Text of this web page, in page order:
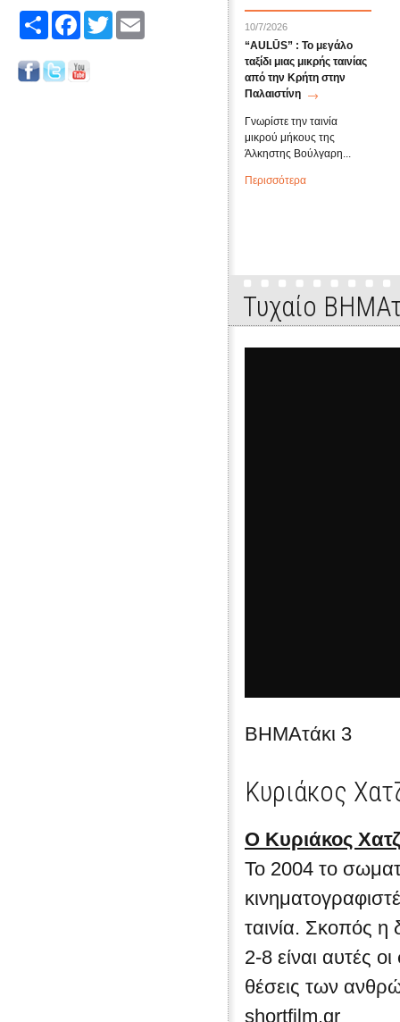
Share FacebookTwitter
10/7/2026
“AULŪS” : Το μεγάλο
ταξίδι μιας μικρής ταινίας
από την Κρήτη στην
Παλαιστίνη
Γνωρίστε την ταινία
μικρού μήκους της
Άλκηστης Βούλγαρη...
Περισσότερα
Τυχαίο
ΒΗΜΑτάκι 3
Κυριάκος
Ο Κυριάκος
Το 2004 το
ταινία. Σκοπός
2-8 είναι αυτές
θέσεις των
shortfilm.gr